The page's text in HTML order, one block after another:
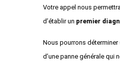
Votre appel nous
d’établir un premier
Nous pourrons déterminer
d’une panne générale qui